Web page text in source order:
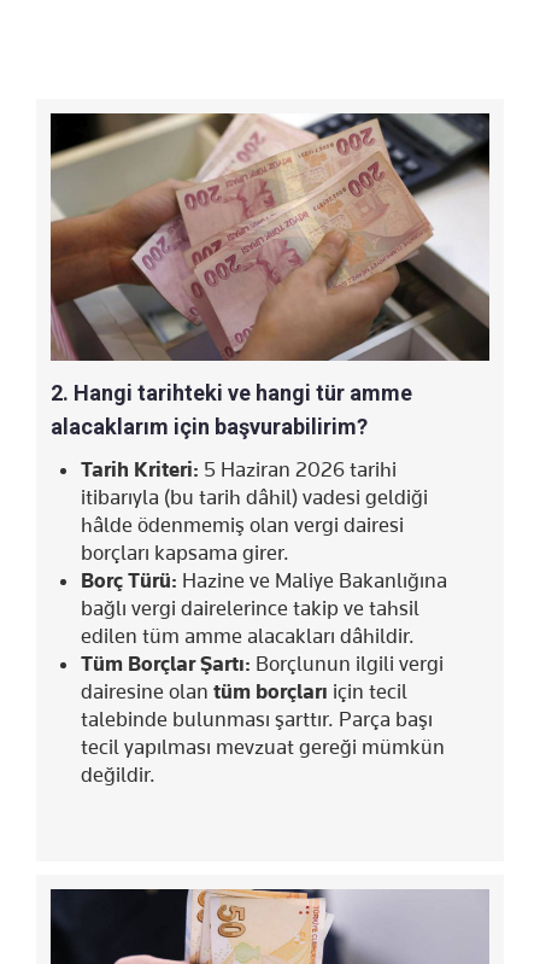
2. Hangi tarihteki ve hangi tür amme
alacaklarım için başvurabilirim?
Tarih Kriteri: 5 Haziran 2026 tarihi
itibarıyla (bu tarih dâhil) vadesi geldiği
hâlde ödenmemiş olan vergi dairesi
borçları kapsama girer.
Borç Türü: Hazine ve Maliye Bakanlığına
bağlı vergi dairelerince takip ve tahsil
edilen tüm amme alacakları dâhildir.
Tüm Borçlar Şartı: Borçlunun ilgili vergi
dairesine olan tüm borçları için tecil
talebinde bulunması şarttır. Parça başı
tecil yapılması mevzuat gereği mümkün
değildir.